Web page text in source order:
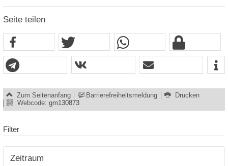
Seite teilen
Zum Seitenanfang Barrierefreiheitsmeldung
Drucken
Webcode: gm130873
Filter
Zeitraum